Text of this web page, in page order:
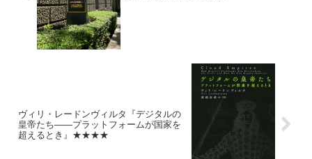
ヴィリ・レードンヴィルタ『デジタルの
皇帝たち――プラットフォームが国家を
超えるとき』★★★★